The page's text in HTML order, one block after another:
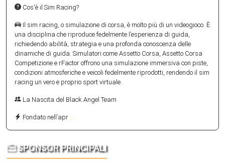
Cos'è il Sim Racing?
Il sim racing, o simulazione di corsa, è molto più di un videogioco. È
una disciplina che riproduce fedelmente l’esperienza di guida,
richiedendo abilità, strategia e una profonda conoscenza delle
dinamiche di guida. Simulatori come Assetto Corsa, Assetto Corsa
Competizione e rFactor offrono una simulazione immersiva con piste,
condizioni atmosferiche e veicoli fedelmente riprodotti, rendendo il sim
racing un vero e proprio sport virtuale.
La Nascita del Black Angel Team
Fondato nell’apr
SPONSOR PRINCIPALI